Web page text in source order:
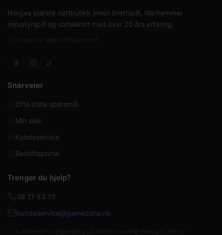
Norges største nettbutikk innen brettspill, Warhammer
miniatyrspill og samlekort med over 20 års erfaring.
Snarveier
Ofte stilte spørsmål
Min side
Kundeservice
Bedriftsportal
Trenger du hjelp?
38 17 83 13
kundeservice@gamezone.no